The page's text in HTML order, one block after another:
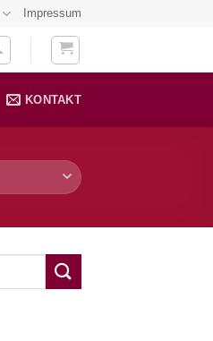
Impressum
KONTAKT